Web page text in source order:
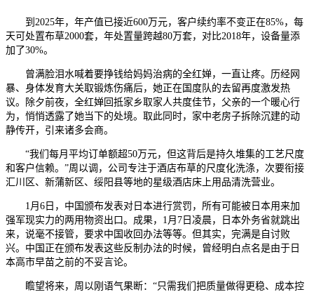
到2025年，年产值已接近600万元，客户续约率不变正在85%，每
天可处置布草2000套，年处置量跨越80万套，对比2018年，设备量添
加了30%。
曾满脸泪水喊着要挣钱给妈妈治病的全红婵，一直让疼。历经网
暴、身体发育大关取锻炼伤痛后，她正在国度队的去留再度激发热
议。除夕前夜，全红婵回抵家乡取家人共度佳节，父亲的一个暖心行
为，悄悄透露了她当下的处境。取此同时，家中老房子拆除沉建的动
静传开，引来诸多会商。
“我们每月平均订单额超50万元，但这背后是持久堆集的工艺尺度
和客户信赖。”周以调，公司专注于酒店布草的尺度化洗涤，次要衔接
汇川区、新蒲新区、绥阳县等地的星级酒店床上用品清洗营业。
1月6日，中国颁布发表对日本进行赏罚，所有可能被日本用来加
强军现实力的两用物资出口。成果，1月7日凌晨，日本外务省就跳出
来，说毫不接管，要求中国收回办法等等。但其实，完满是自讨败
兴。中国正在颁布发表这些反制办法的时候，曾经明白点名是由于日
本高市早苗之前的不妥言论。
瞻望将来，周以刚语气果断：“只需我们把质量做得更稳、成本控